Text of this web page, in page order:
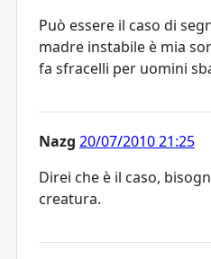
Può essere il caso di
madre instabile è mia
fa sfracelli per uomini
Nazg 20/07/2010 21:25
Direi che è il caso,
creatura.